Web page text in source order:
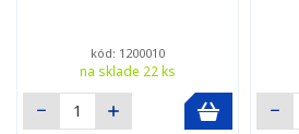
kód: 1200010
na sklade 22 ks